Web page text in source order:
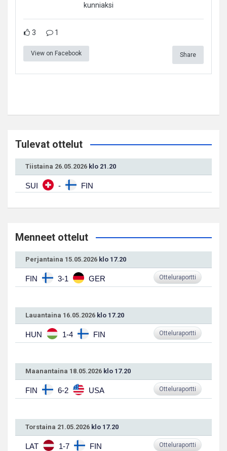
kunniaksi
3 1
View on Facebook Share
Tulevat ottelut
Tiistaina 26.05.2026 klo 21.20
SUI - FIN
Menneet ottelut
Perjantaina 15.05.2026 klo 17.20
FIN 3-1 GER Otteluraportti
Lauantaina 16.05.2026 klo 17.20
HUN 1-4 FIN Otteluraportti
Maanantaina 18.05.2026 klo 17.20
FIN 6-2 USA Otteluraportti
Torstaina 21.05.2026 klo 17.20
LAT 1-7 FIN Otteluraportti